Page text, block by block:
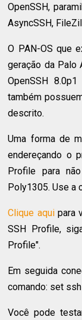
OpenSSH,
AsyncSSH,
O PAN-OS que
geração da Palo
OpenSSH
também
descrito.
Uma forma de
endereçando o
Profile para
Poly1305. Use a
Clique aquipara
SSH Profile,
Profile".
Em seguida
comando: set
Você pode